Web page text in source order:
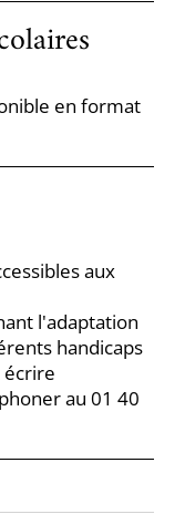
en format
aux
l'adaptation
handicaps
écrire
au 01 40